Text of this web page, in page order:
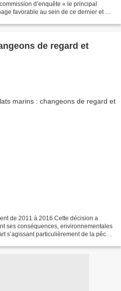
d’enquête « le principal
favorable au sein de ce dernier et a
de regard et
de 2011 à 2016 Cette décision a
ses conséquences, environnementales
s’agissant particulièrement de la pêche